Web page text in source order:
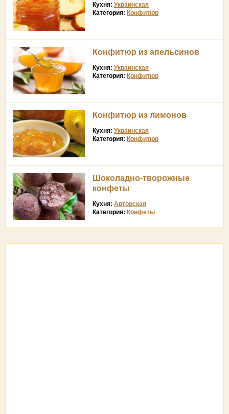
Кухня: Украинская
Категория: Конфитюр
Конфитюр из апельсинов
Кухня: Украинская
Категория: Конфитюр
Конфитюр из лимонов
Кухня: Украинская
Категория: Конфитюр
Шоколадно-творожные
конфеты
Кухня: Авторская
Категория: Конфеты